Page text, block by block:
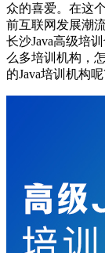
众的喜爱。在这
前互联网发展潮
长沙Java高级培
么多培训机构，
的Java培训机构呢